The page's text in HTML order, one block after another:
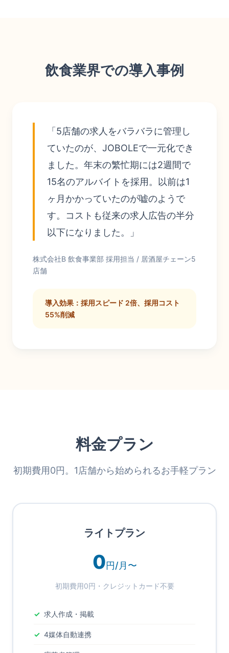
飲食業界での導入事例
「5店舗の求人をバラバラに管理し
ていたのが、JOBOLEで一元化でき
ました。年末の繁忙期には2週間で
15名のアルバイトを採用。以前は1
ヶ月かかっていたのが嘘のようで
す。コストも従来の求人広告の半分
以下になりました。」
株式会社B 飲食事業部 採用担当 / 居酒屋チェーン5
店舗
導入効果：採用スピード 2倍、採用コスト
55%削減
料金プラン
初期費用0円。1店舗から始められるお手軽プラン
ライトプラン
0円/月〜
初期費用0円・クレジットカード不要
求人作成・掲載
4媒体自動連携